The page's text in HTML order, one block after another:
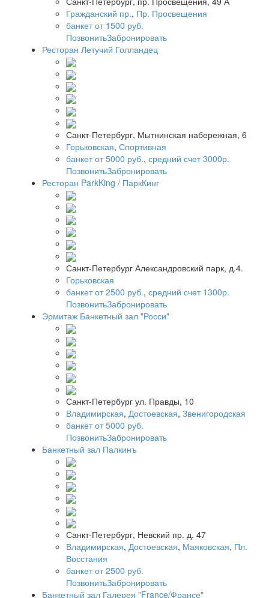
Гражданский пр., Пр. Просвещения
банкет от 1500 руб.
ПозвонитьЗабронировать
Ресторан Летучий Голландец
Санкт-Петербург, Мытнинская набережная, 6
Горьковская, Спортивная
банкет от 5000 руб., средний счет 3000р.
ПозвонитьЗабронировать
Ресторан ParkKing / ПаркКинг
Санкт-Петербург Александровский парк, д.4.
Горьковская
банкет от 2500 руб., средний счет 1300р.
ПозвонитьЗабронировать
Эрмитаж Банкетный зал "Росси"
Санкт-Петербург ул. Правды, 10
Владимирская, Достоевская, Звенигородская
банкет от 5000 руб.
ПозвонитьЗабронировать
Банкетный зал Палкинъ
Санкт-Петербург, Невский пр. д. 47
Владимирская, Достоевская, Маяковская, Пл.
Восстания
банкет от 2500 руб.
ПозвонитьЗабронировать
Банкетный зал Галерея "France/Франсе"